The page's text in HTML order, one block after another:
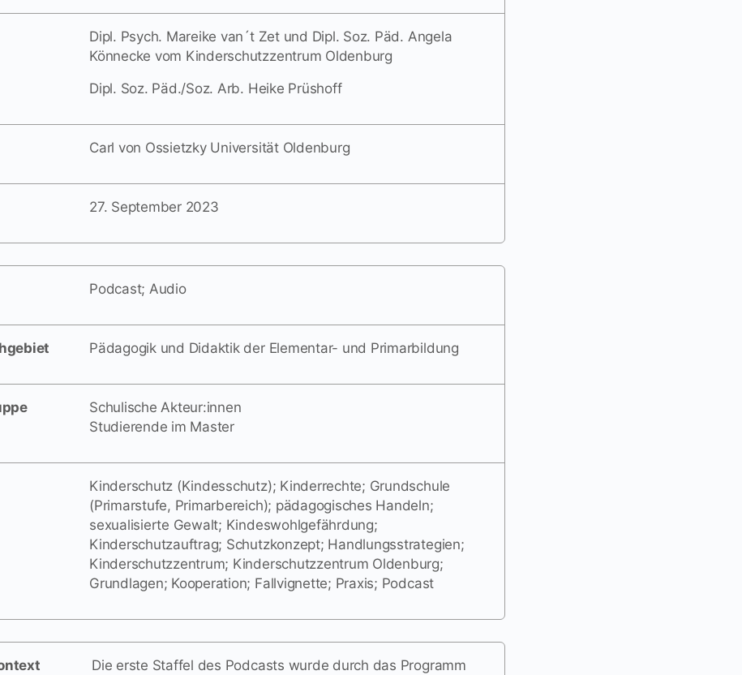
Dipl. Psych. Mareike van´t Zet und Dipl. Soz. Päd. Angela
Könnecke vom Kinderschutzzentrum Oldenburg
Dipl. Soz. Päd./Soz. Arb. Heike Prüshoff
Carl von Ossietzky Universität Oldenburg
27. September 2023
Podcast; Audio
Pädagogik und Didaktik der Elementar- und Primarbildung
Schulische Akteur:innen
Studierende im Master
Kinderschutz (Kindesschutz); Kinderrechte; Grundschule
(Primarstufe, Primarbereich); pädagogisches Handeln;
sexualisierte Gewalt; Kindeswohlgefährdung;
Kinderschutzauftrag; Schutzkonzept; Handlungsstrategien;
Kinderschutzzentrum; Kinderschutzzentrum Oldenburg;
Grundlagen; Kooperation; Fallvignette; Praxis; Podcast
Die erste Staffel des Podcasts wurde durch das Programm